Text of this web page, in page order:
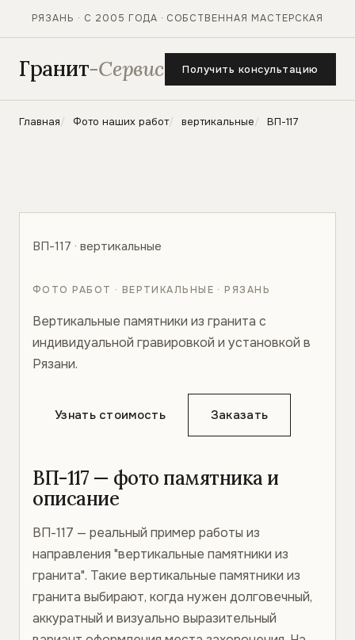
РЯЗАНЬ · С 2005 ГОДА · СОБСТВЕННАЯ МАСТЕРСКАЯ
Гранит-Сервис Получить консультацию
Главная Фото наших работ вертикальные ВП-117
ВП-117 · вертикальные
ФОТО РАБОТ · ВЕРТИКАЛЬНЫЕ · РЯЗАНЬ
Вертикальные памятники из гранита с
индивидуальной гравировкой и установкой в
Рязани.
Узнать стоимость Заказать
ВП-117 — фото памятника и
описание
ВП-117 — реальный пример работы из
направления "вертикальные памятники из
гранита". Такие вертикальные памятники из
гранита выбирают, когда нужен долговечный,
аккуратный и визуально выразительный